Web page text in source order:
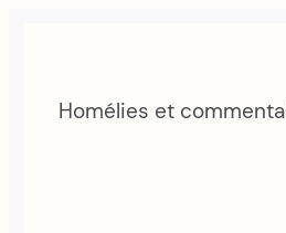
contenu
Homélies et